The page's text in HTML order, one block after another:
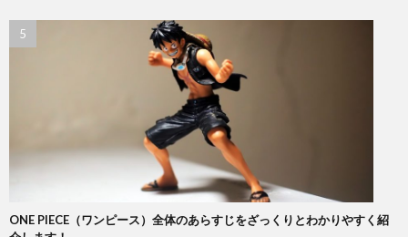
ONE PIECE（ワンピース）全体のあらすじをざっくりとわかりやすく紹